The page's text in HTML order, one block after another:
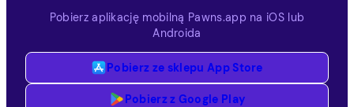
Pobierz aplikację mobilną Pawns.app na iOS lub
Androida
Pobierz ze sklepu App Store
Pobierz z Google Play